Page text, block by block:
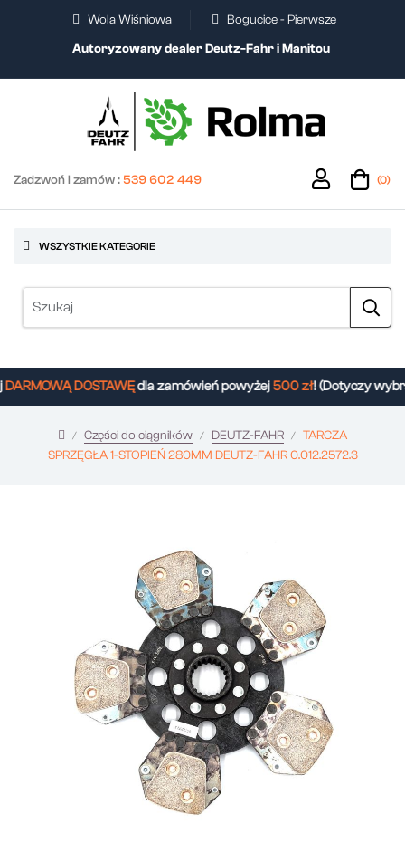
Wola Wiśniowa
Bogucice - Pierwsze
Autoryzowany dealer Deutz-Fahr i Manitou
Zadzwoń i zamów :539 602 449 (0)
WSZYSTKIE KATEGORIE
DOSTAWĘdla zamówień powyżej500 zł! (Dotyczy
Części do ciągników DEUTZ-FAHR
TARCZA
SPRZĘGŁA 1-STOPIEŃ 280MM DEUTZ-FAHR 0.012.2572.3